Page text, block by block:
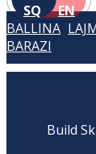
SQ EN
BALLINA
BARAZI
Build